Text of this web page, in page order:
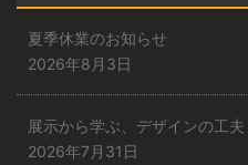
夏季休業のお知らせ
2026年8月3日
展示から学ぶ、デザインの工夫
2026年7月31日